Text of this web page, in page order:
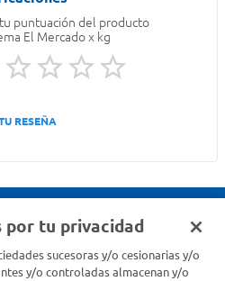
puntuación del producto
El Mercado x kg
RESEÑA
por tu privacidad
sucesoras y/o cesionarias y/o
y/o controladas almacenan y/o